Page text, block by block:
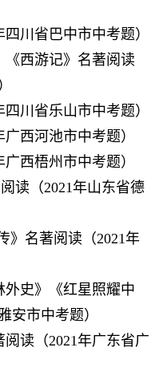
川省巴中市中考题）
《西游记》名著阅读
川省乐山市中考题）
西河池市中考题）
西梧州市中考题）
读（2021年山东省德
》名著阅读（2021年
外史》《红星照耀中
安市中考题）
阅读（2021年广东省广